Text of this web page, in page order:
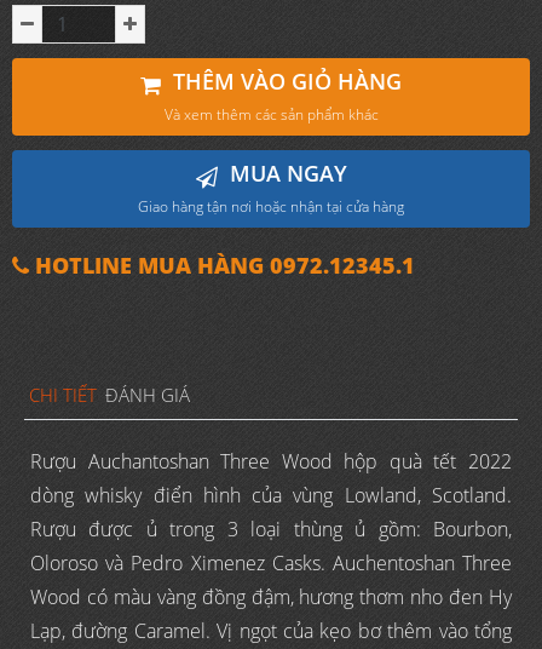
THÊM VÀO GIỎ HÀNG
Và xem thêm các sản phẩm khác
MUA NGAY
Giao hàng tận nơi hoặc nhận tại cửa hàng
HOTLINE MUA HÀNG 0972.12345.1
CHI TIẾT ĐÁNH GIÁ
Rượu Auchantoshan Three Wood hộp quà tết 2022
dòng whisky điển hình của vùng Lowland, Scotland.
Rượu được ủ trong 3 loại thùng ủ gồm: Bourbon,
Oloroso và Pedro Ximenez Casks. Auchentoshan Three
Wood có màu vàng đồng đậm, hương thơm nho đen Hy
Lạp, đường Caramel. Vị ngọt của kẹo bơ thêm vào tổng